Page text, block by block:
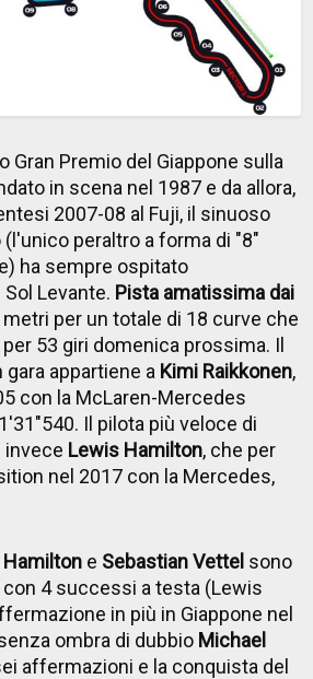
Gran Premio del Giappone sulla
in scena nel 1987 e da allora,
2007-08 al Fuji, il sinuoso
peraltro a forma di "8"
ha sempre ospitato
Levante. Pista amatissima dai
metri per un totale di 18 curve che
53 giri domenica prossima. Il
appartiene a Kimi Raikkonen,
con la McLaren-Mercedes
Il pilota più veloce di
invece Lewis Hamilton, che per
nel 2017 con la Mercedes,
e Sebastian Vettel sono
con 4 successi a testa (Lewis
in più in Giappone nel
ombra di dubbio Michael
affermazioni e la conquista del